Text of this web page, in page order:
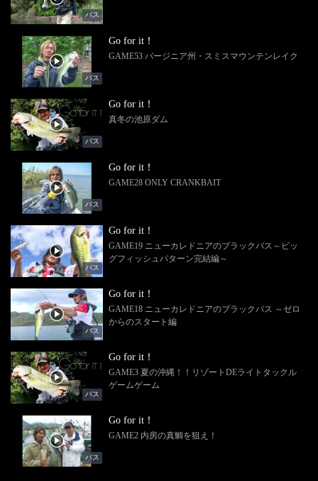
バス
バス
Go for it！
GAME53 バージニア州・スミスマウンテンレイク
バス
Go for it！
真冬の池原ダム
バス
Go for it！
GAME28 ONLY CRANKBAIT
バス
Go for it！
GAME19 ニューカレドニアのブラックバス～ビッ
グフィッシュパターン完結編～
バス
Go for it！
GAME18 ニューカレドニアのブラックバス ～ゼロ
からのスタート編
バス
Go for it！
GAME3 夏の沖縄！！リゾートDEライトタックル
ゲームゲーム
バス
Go for it！
GAME2 内房の真鯛を狙え！